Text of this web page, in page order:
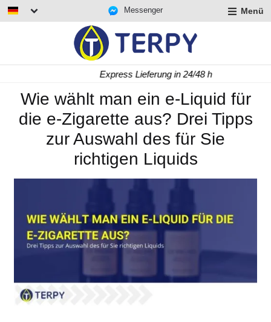
Messenger Menü
Express Lieferung in 24/48 h
Wie wählt man ein e-Liquid für
die e-Zigarette aus? Drei Tipps
zur Auswahl des für Sie
richtigen Liquids